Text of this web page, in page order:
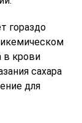
гораздо
в крови
сахара
для